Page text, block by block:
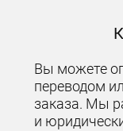
Вы можете
переводом
заказа. Мы
и